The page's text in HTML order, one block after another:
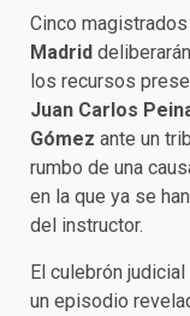
Cinco
Madrid
los recursos
Juan Carlos
Gómez ante un
rumbo de una
en la que ya se
del instructor.
El culebrón
un episodio